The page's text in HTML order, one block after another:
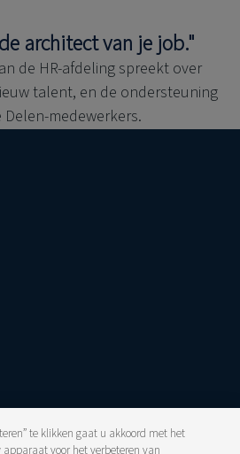
architect van je job."
de HR-afdeling spreekt over
talent, en de ondersteuning
medewerkers.
te klikken gaat u akkoord met het
voor het verbeteren van